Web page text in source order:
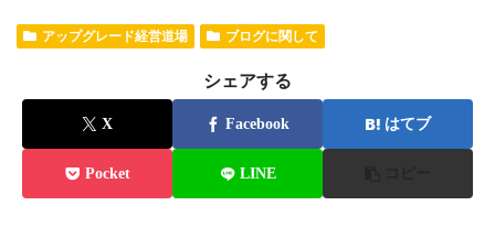
アップグレード経営道場 ブログに関して
シェアする
X Facebook はてブ
Pocket LINE